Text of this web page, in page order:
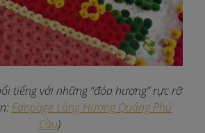
tiếng với những “đóa hương” rực rỡ
Fanpage Làng Hương Quảng Phú
Cầu)